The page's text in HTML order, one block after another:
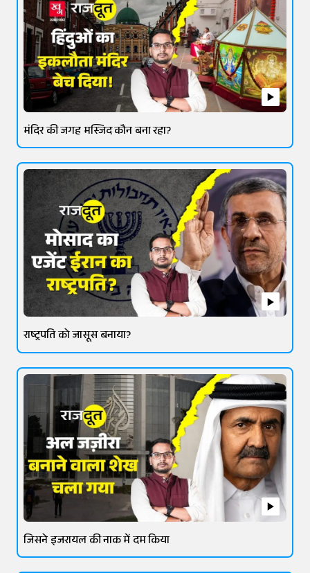
मंदिर की जगह मस्जिद कौन बना रहा?
राष्ट्रपति को जासूस बनाया?
जिसने इजरायल की नाक में दम किया